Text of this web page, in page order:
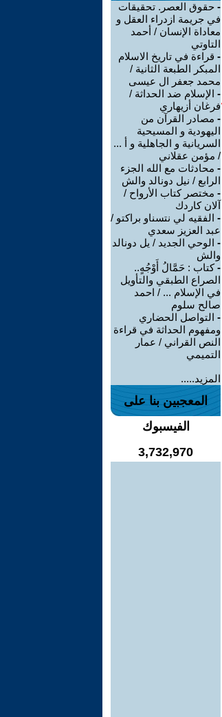
- حقوق العصر. تحقيقات
في جريمة ازدراء العقل و
معاداة الإنسان / أحمد
التاوتي
- قراءة في تاريخ الاسلام
المبكر الطبعة الثانية /
محمد جعفر ال عيسى
- الإسلام ضد الحداثة /
فرغان أزيهاري
- مصادر القرآن من
اليهودية و المسيحية
السريانية و الجاهلية و أ ...
/ مؤمن عقلاني
- محادثات مع الله الجزء
الرابع / نيل دونالد والش
- مختصر كتاب الأرواح /
آلان كاردك
- الفقيه لي نتسناو براكتو /
عبد العزيز سعدي
- الوحي الجديد / يل دونالد
والش
-كتاب : حَمَّالُ أَوْجُهٍ..
الصراع الطبقي والتأويل
في الإسلام ... / احمد
صالح سلوم
- التواصل الحضاري
ومفهوم الحداثة في قراءة
النص القراني / عمار
التميمي
المزيد.....
المعجبين بنا على
الفيسبوك
3,732,970